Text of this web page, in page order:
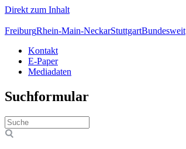
Direkt zum Inhalt
FreiburgRhein-Main-NeckarStuttgartBundesweit
Kontakt
E-Paper
Mediadaten
Suchformular